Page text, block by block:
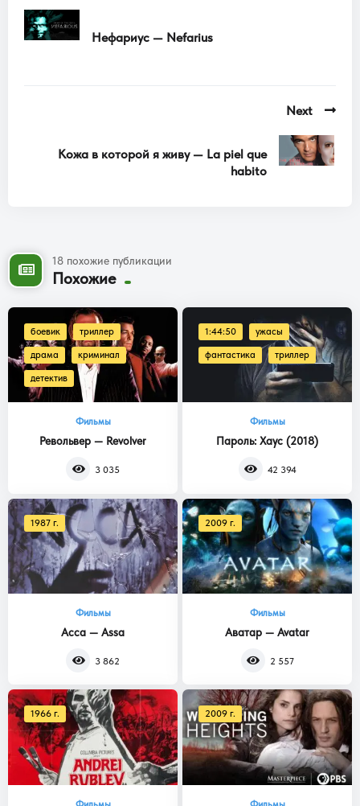
Нефариус — Nefarius
Next
Кожа в которой я живу — La piel que
habito
18 похожие публикации
Похожие
боевик триллер
драма криминал
детектив
Фильмы
Револьвер — Revolver
3 035
1:44:50 ужасы
фантастика триллер
Фильмы
Пароль: Хаус (2018)
42 394
1987 г.
Фильмы
Асса — Assa
3 862
2009 г.
Фильмы
Аватар — Avatar
2 557
1966 г. 2009 г.